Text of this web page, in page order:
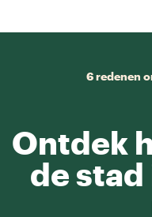
6 redenen
Ontdek
de